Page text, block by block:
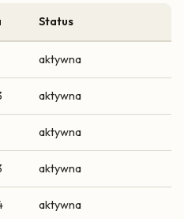
Status
aktywna
aktywna
aktywna
aktywna
aktywna